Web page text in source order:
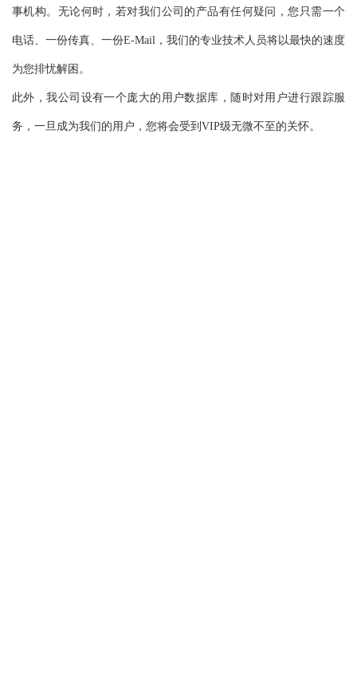
事机构。无论何时，若对我们公司的产品有任何疑问，您只需一个
电话、一份传真、一份E-Mail，我们的专业技术人员将以最快的速度
为您排忧解困。
此外，我公司设有一个庞大的用户数据库，随时对用户进行跟踪服
务，一旦成为我们的用户，您将会受到VIP级无微不至的关怀。